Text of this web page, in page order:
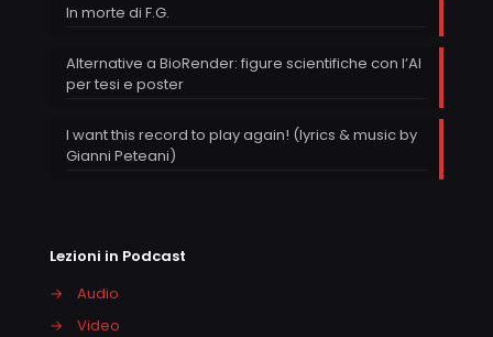
In morte di F.G.
Alternative a BioRender: figure scientifiche con l’AI
per tesi e poster
I want this record to play again! (lyrics & music by
Gianni Peteani)
Lezioni in Podcast
→
Audio
→
Video